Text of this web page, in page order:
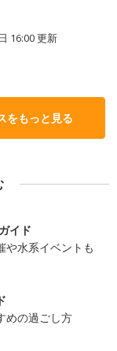
16:00更新
をもっと見る
イド
や水系イベントも
めの過ごし方